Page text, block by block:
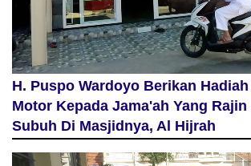
H. Puspo Wardoyo Berikan
Motor Kepada Jama'ah Yang
Subuh Di Masjidnya, Al Hijrah